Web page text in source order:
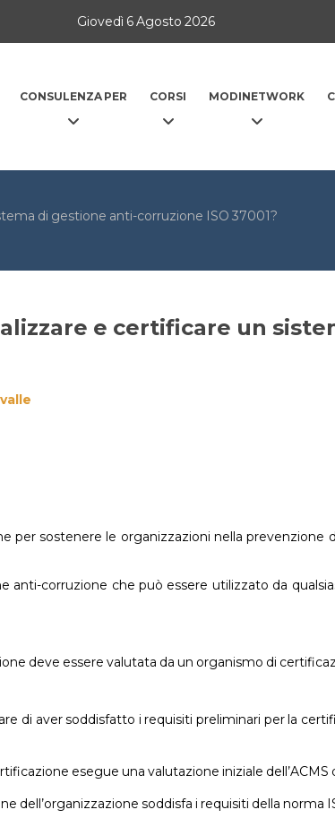
Giovedì 6 Agosto 2026
CONSULENZA PER CORSI MODINETWORK
di gestione anti-corruzione ISO 37001?
e certificare un
per sostenere le organizzazioni nella prevenzione
anti-corruzione che può essere utilizzato da
deve essere valutata da un organismo di
di aver soddisfatto i requisiti preliminari per la
esegue una valutazione iniziale dell’ACMS
dell’organizzazione soddisfa i requisiti della